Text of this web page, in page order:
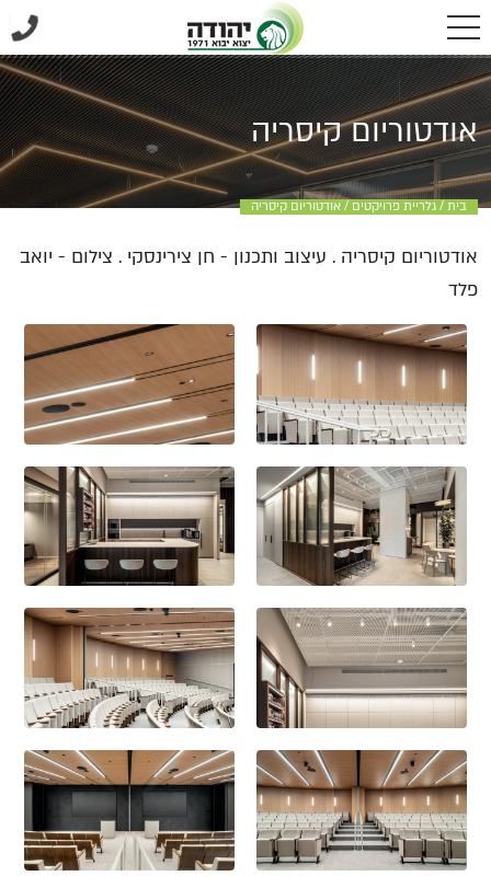
אודטוריום קיסריה
בית / גלריית פרויקטים / אודטוריום קיסריה
אודטוריום קיסריה . עיצוב ותכנון - חן צירינסקי . צילום - יואב
פלד